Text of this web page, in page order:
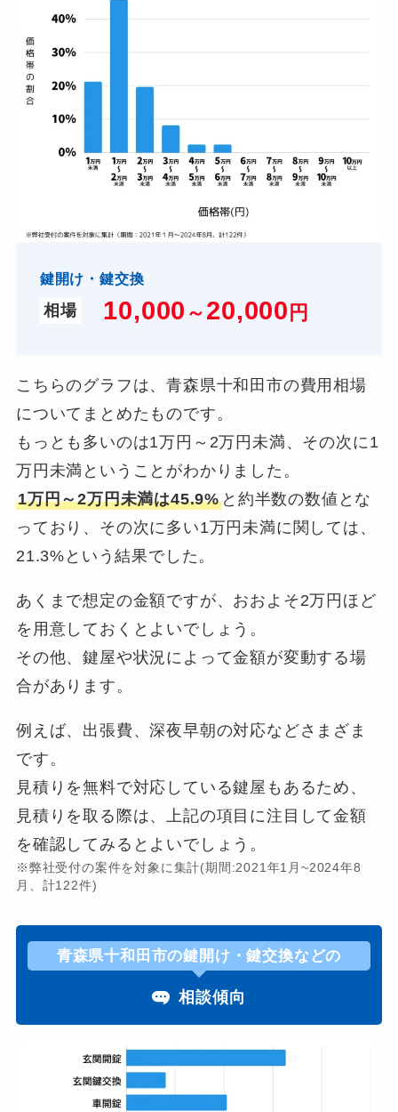
鍵開け・鍵交換
相場 10,000 ～ 20,000 円
こちらのグラフは、青森県十和田市の費用相場
についてまとめたものです。
もっとも多いのは1万円～2万円未満、その次に1
万円未満ということがわかりました。
1万円～2万円未満は45.9% と約半数の数値とな
っており、その次に多い1万円未満に関しては、
21.3%という結果でした。
あくまで想定の金額ですが、おおよそ2万円ほど
を用意しておくとよいでしょう。
その他、鍵屋や状況によって金額が変動する場
合があります。
例えば、出張費、深夜早朝の対応などさまざま
です。
見積りを無料で対応している鍵屋もあるため、
見積りを取る際は、上記の項目に注目して金額
を確認してみるとよいでしょう。
※弊社受付の案件を対象に集計(期間:2021年1月~2024年8
月、計122件)
青森県十和田市の鍵開け・鍵交換などの
相談傾向